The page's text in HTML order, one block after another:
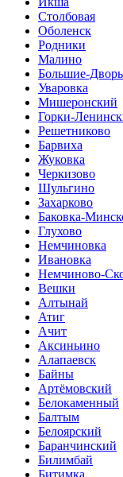
Столбовая
Оболенск
Родники
Малино
Большие-
Уваровка
Мишеронский
Горки-
Решетниково
Барвиха
Жуковка
Черкизово
Шульгино
Захарково
Баковка-
Глухово
Немчиновка
Ивановка
Немчиново-
Вешки
Алтынай
Атиг
Ачит
Аксиньино
Алапаевск
Байны
Артёмовский
Белокаменный
Балтым
Белоярский
Баранчинский
Билимбай
Битимка